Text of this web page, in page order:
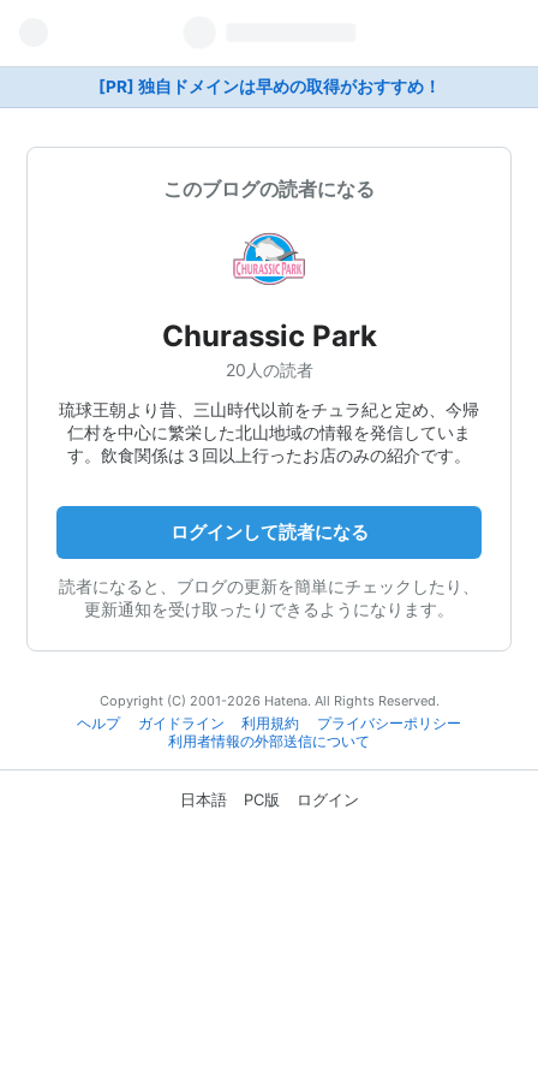
[PR] 独自ドメインは早めの取得がおすすめ！
このブログの読者になる
Churassic Park
20人の読者
琉球王朝より昔、三山時代以前をチュラ紀と定め、今帰
仁村を中心に繁栄した北山地域の情報を発信していま
す。飲食関係は３回以上行ったお店のみの紹介です。
ログインして読者になる
読者になると、ブログの更新を簡単にチェックしたり、
更新通知を受け取ったりできるようになります。
Copyright (C) 2001-2026 Hatena. All Rights Reserved.
ヘルプ
ガイドライン 利用規約
プライバシーポリシー
利用者情報の外部送信について
日本語 PC版 ログイン